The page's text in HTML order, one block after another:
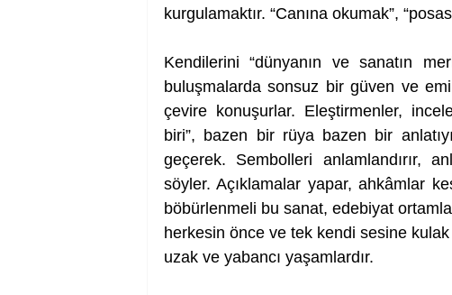
kurgulamaktır. “Canına okumak”,
Kendilerini “dünyanın ve sanatın
buluşmalarda sonsuz bir güven ve
çevire konuşurlar. Eleştirmenler,
biri”, bazen bir rüya bazen bir
geçerek. Sembolleri anlamlandırır,
söyler. Açıklamalar yapar, ahkâmlar
böbürlenmeli bu sanat, edebiyat
herkesin önce ve tek kendi sesine
uzak ve yabancı yaşamlardır.